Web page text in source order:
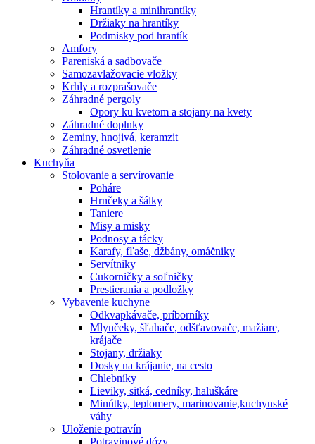
Hrantíky a minihrantíky
Držiaky na hrantíky
Podmisky pod hrantík
Amfory
Pareniská a sadbovače
Samozavlažovacie vložky
Krhly a rozprašovače
Záhradné pergoly
Opory ku kvetom a stojany na kvety
Záhradné doplnky
Zeminy, hnojivá, keramzit
Záhradné osvetlenie
Kuchyňa
Stolovanie a servírovanie
Poháre
Hrnčeky a šálky
Taniere
Misy a misky
Podnosy a tácky
Karafy, fľaše, džbány, omáčniky
Servítniky
Cukorničky a soľničky
Prestierania a podložky
Vybavenie kuchyne
Odkvapkávače, príborníky
Mlynčeky, šľahače, odšťavovače, mažiare,
krájače
Stojany, držiaky
Dosky na krájanie, na cesto
Chlebníky
Lieviky, sitká, cedníky, haluškáre
Minútky, teplomery, marinovanie,kuchynské
váhy
Uloženie potravín
Potravinové dózy